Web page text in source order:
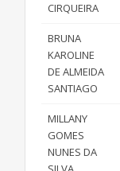
CIRQUEIRA
BRUNA
KAROLINE
DE ALMEIDA
SANTIAGO
MILLANY
GOMES
NUNES DA